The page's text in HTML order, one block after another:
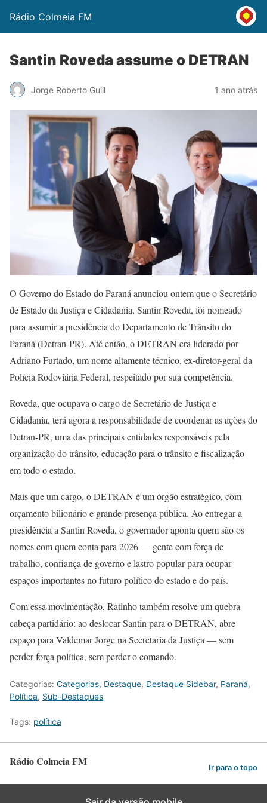
Rádio Colmeia FM
Santin Roveda assume o DETRAN
Jorge Roberto Guill 1 ano atrás
O Governo do Estado do Paraná anunciou ontem que o Secretário
de Estado da Justiça e Cidadania, Santin Roveda, foi nomeado
para assumir a presidência do Departamento de Trânsito do
Paraná (Detran-PR). Até então, o DETRAN era liderado por
Adriano Furtado, um nome altamente técnico, ex-diretor-geral da
Polícia Rodoviária Federal, respeitado por sua competência.
Roveda, que ocupava o cargo de Secretário de Justiça e
Cidadania, terá agora a responsabilidade de coordenar as ações do
Detran-PR, uma das principais entidades responsáveis pela
organização do trânsito, educação para o trânsito e fiscalização
em todo o estado.
Mais que um cargo, o DETRAN é um órgão estratégico, com
orçamento bilionário e grande presença pública. Ao entregar a
presidência a Santin Roveda, o governador aponta quem são os
nomes com quem conta para 2026 — gente com força de
trabalho, confiança de governo e lastro popular para ocupar
espaços importantes no futuro político do estado e do país.
Com essa movimentação, Ratinho também resolve um quebra-
cabeça partidário: ao deslocar Santin para o DETRAN, abre
espaço para Valdemar Jorge na Secretaria da Justiça — sem
perder força política, sem perder o comando.
Categorias: Categorias, Destaque, Destaque Sidebar, Paraná,
Política, Sub-Destaques
Tags: política
Rádio Colmeia FM Ir para o topo